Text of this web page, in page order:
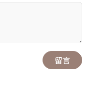
留言